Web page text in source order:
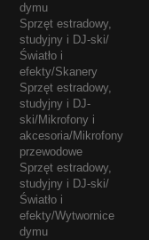
dymu
Sprzęt estradowy,
studyjny i DJ-ski/
Światło i
efekty/Skanery
Sprzęt estradowy,
studyjny i DJ-
ski/Mikrofony i
akcesoria/Mikrofony
przewodowe
Sprzęt estradowy,
studyjny i DJ-ski/
Światło i
efekty/Wytwornice
dymu